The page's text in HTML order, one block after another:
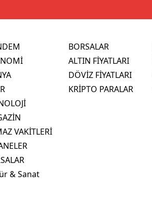
VAKİTLERİ
& Sanat
BORSALAR
ALTIN FİYATLARI
DÖVİZ FİYATLARI
KRİPTO PARALAR